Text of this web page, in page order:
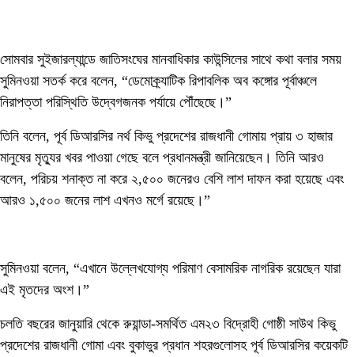
সোমবার সুইজারল্যান্ডে জাতিসংঘের মানবাধিকার কাউন্সিলের সাথে কথা বলার সময়
সুমিনওয়া সতর্ক করে বলেন, “ডেমোক্র্যাটিক রিপাবলিক অব কঙ্গোর পূর্বাঞ্চলে
নিরাপত্তা পরিস্থিতি উদ্বেগজনক পর্যায়ে পৌঁছেছে।”
তিনি বলেন, পূর্ব ডিআরসির নর্থ কিভু প্রদেশের রাজধানী গোমায় প্রায় ৩ হাজার
মানুষের মৃত্যুর খবর পাওয়া গেছে বলে প্রধানমন্ত্রী জানিয়েছেন। তিনি আরও
বলেন, পরিচয় শনাক্ত না করে ২,৫০০ জনেরও বেশি লাশ দাফন করা হয়েছে এবং
আরও ১,৫০০ জনের লাশ এখনও মর্গে রয়েছে।”
সুমিনওয়া বলেন, “এখানে উল্লেখযোগ্য পরিমাণ বেসামরিক নাগরিক রয়েছেন যারা
এই মৃতদের অংশ।”
চলতি বছরের জানুয়ারি থেকে রুয়ান্ডা-সমর্থিত এম২৩ বিদ্রোহী গোষ্ঠী সাউথ কিভু
প্রদেশের রাজধানী গোমা এবং বুকাভুর প্রধান শহরগুলোসহ পূর্ব ডিআরসির কয়েকটি